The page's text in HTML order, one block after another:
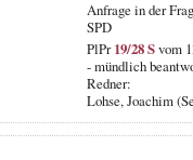
Anfrage in der
SPD
PlPr19/28 Svom
- mündlich
Redner:
Lohse, Joachim